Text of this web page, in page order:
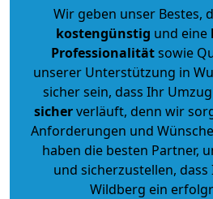
Wir geben unser Bestes,
kostengünstig und eine
Professionalitätsowie
unserer Unterstützung in
sicher sein, dass Ihr Umzug
sicherverläuft, denn wir
Anforderungen und
haben die besten Partner,
und sicherzustellen,
Wildberg ein